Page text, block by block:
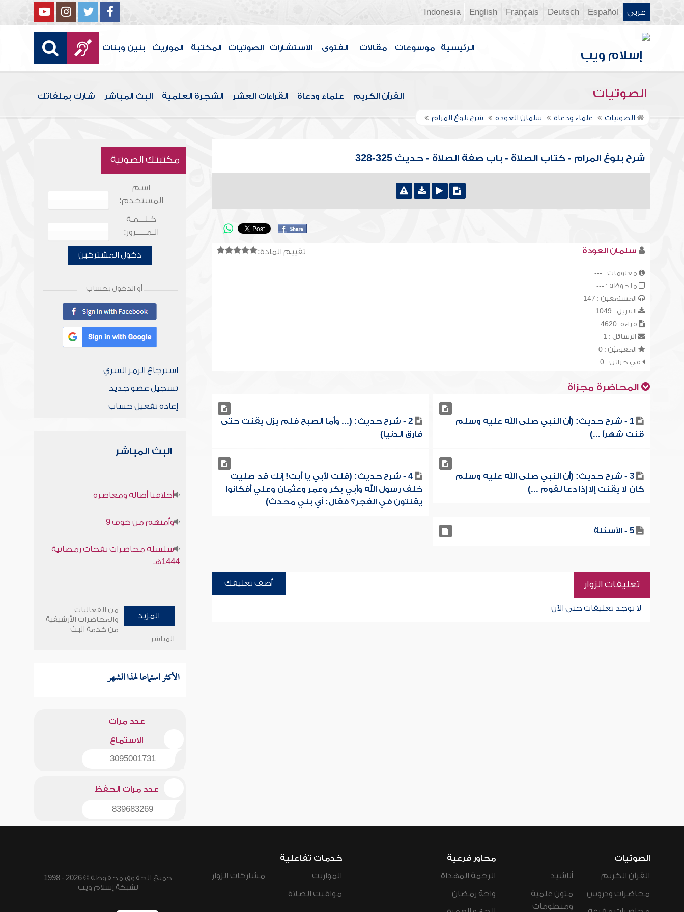
عربي Español
Deutsch
Français
English
Indonesia
الرئيسية موسوعات مقالات الفتوى الاستشارات الصوتيات المكتبة المواريث بنين وبنات
الصوتيات القرآن الكريم علماء ودعاة القراءات العشر الشجرة العلمية البث المباشر شارك بملفاتك
الصوتيات علماء ودعاة سلمان العودة شرح بلوغ المرام
شرح بلوغ المرام - كتاب الصلاة - باب صفة الصلاة - حديث 325-328
تقييم المادة: سلمان العودة
معلومات : ---
ملحوظة : ---
المستمعين : 147
التنزيل : 1049
قراءة: 4620
الرسائل : 1
المقيميّن : 0
في خزائن : 0
المحاضرة مجزأة
1 - شرح حديث: (أن النبي صلى الله عليه وسلم
قنت شهراً ...)
2 - شرح حديث: (... وأما الصبح فلم يزل يقنت حتى
فارق الدنيا)
3 - شرح حديث: (أن النبي صلى الله عليه وسلم
كان لا يقنت إلا إذا دعا لقوم ...)
4 - شرح حديث: (قلت لأبي يا أبت! إنك قد صليت
خلف رسول الله وأبي بكر وعمر وعثمان وعلي أفكانوا
يقنتون في الفجر؟ فقال: أي بني محدث)
5 - الأسئلة
تعليقات الزوار أضف تعليقك
لا توجد تعليقات حتى الآن
مكتبتك الصوتية
اسم
المستخدم:
كـلـــمـة
الـمـــــرور:
دخول المشتركين
أو الدخول بحساب
استرجاع الرمز السري
تسجيل عضو جديد
إعادة تفعيل حساب
البث المباشر
أخلاقنا أصالة ومعاصرة
وأمنهم من خوف 9
سلسلة محاضرات نفحات رمضانية
1444هـ
المزيد
من الفعاليات
والمحاضرات الأرشيفية
من خدمة البث
المباشر
الأكثر استماعا لهذا الشهر
عدد مرات
الاستماع
3095001731
عدد مرات الحفظ
839683269
الصوتيات
القرآن الكريم
محاضرات ودروس
أناشيد
متون علمية
ومنظومات
محاور فرعية
الرحمة المهداة
واحة رمضان
خدمات تفاعلية
المواريث
مواقيت الصلاة
مشاركات الزوار
جميع الحقوق محفوظة © 2026 - 1998
لشبكة إسلام ويب